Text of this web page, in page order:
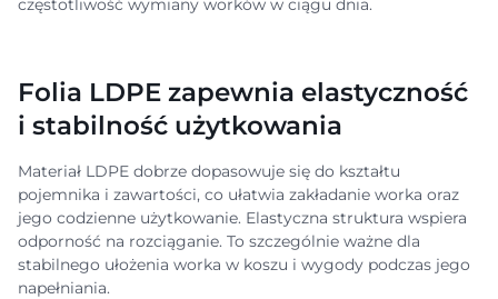
częstotliwość wymiany worków w ciągu dnia.
Folia LDPE zapewnia elastyczność
i stabilność użytkowania
Materiał LDPE dobrze dopasowuje się do kształtu
pojemnika i zawartości, co ułatwia zakładanie worka oraz
jego codzienne użytkowanie. Elastyczna struktura wspiera
odporność na rozciąganie. To szczególnie ważne dla
stabilnego ułożenia worka w koszu i wygody podczas jego
napełniania.